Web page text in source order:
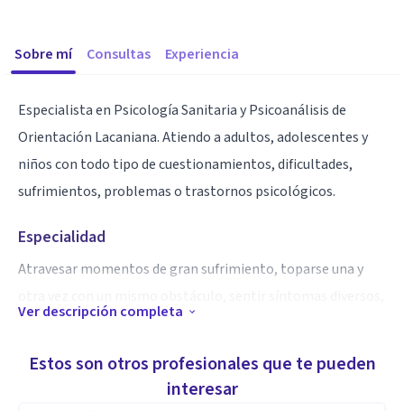
Sobre mí Consultas Experiencia
Especialista en Psicología Sanitaria y Psicoanálisis de
Orientación Lacaniana. Atiendo a adultos, adolescentes y
niños con todo tipo de cuestionamientos, dificultades,
sufrimientos, problemas o trastornos psicológicos.
Especialidad
Atravesar momentos de gran sufrimiento, toparse una y
a veces inexplicables, o simplemente no saber cómo seguir
momento de la vida y merecen ser tomadas como una señal
Ver descripción completa
Estos son otros profesionales que te pueden
interesar